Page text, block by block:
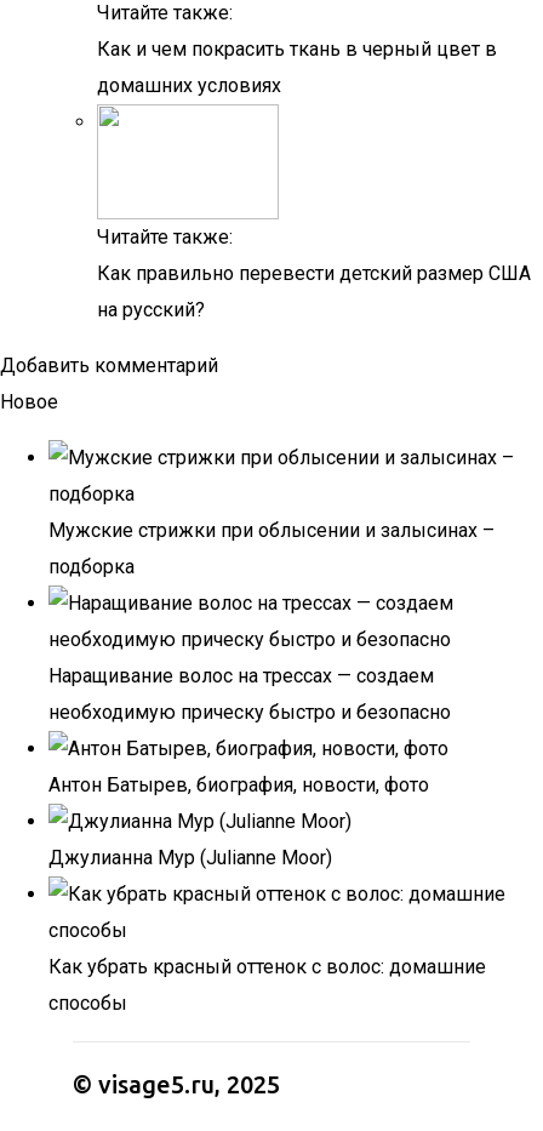
Читайте также:
Как и чем покрасить ткань в черный цвет в
домашних условиях
Читайте также:
Как правильно перевести детский размер США
на русский?
Добавить комментарий
Новое
Мужские стрижки при облысении и залысинах –
подборка
Наращивание волос на трессах — создаем
необходимую прическу быстро и безопасно
Антон Батырев, биография, новости, фото
Джулианна Мур (Julianne Moor)
Как убрать красный оттенок с волос: домашние
способы
© visage5.ru, 2025